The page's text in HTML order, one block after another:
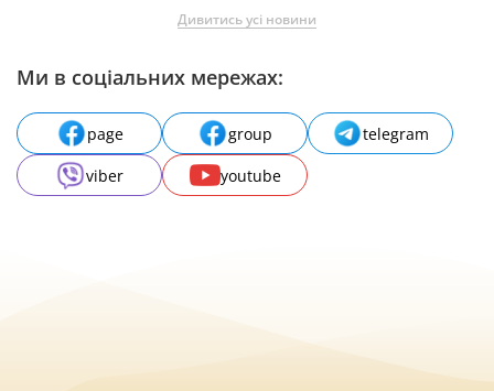
Дивитись усі новини
Ми в соціальних мережах:
page group
telegram
viber
youtube